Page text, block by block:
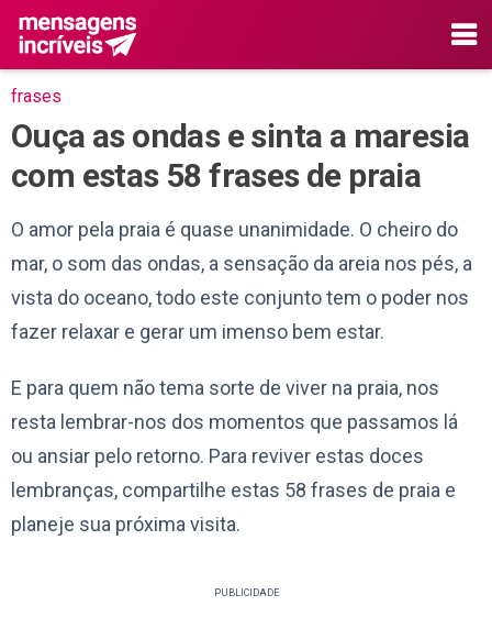
frases
Ouça as ondas e sinta a maresia
com estas 58 frases de praia
O amor pela praia é quase unanimidade. O cheiro do
mar, o som das ondas, a sensação da areia nos pés, a
vista do oceano, todo este conjunto tem o poder nos
fazer relaxar e gerar um imenso bem estar.
E para quem não tema sorte de viver na praia, nos
resta lembrar-nos dos momentos que passamos lá
ou ansiar pelo retorno. Para reviver estas doces
lembranças, compartilhe estas 58 frases de praia e
planeje sua próxima visita.
PUBLICIDADE